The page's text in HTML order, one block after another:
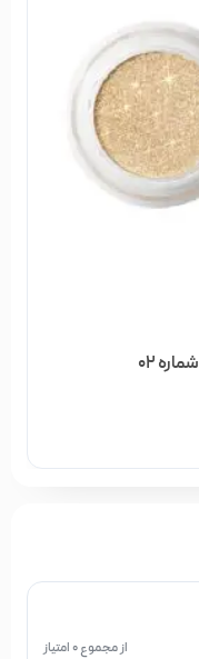
از مجموع 0 امتیاز